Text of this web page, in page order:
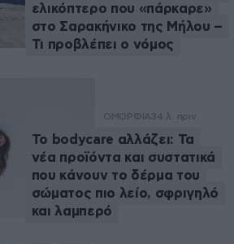
ελικόπτερο που «πάρκαρε»
στο Σαρακήνικο της Μήλου –
Τι προβλέπει ο νόμος
ΟΜΟΡΦΙΑ34 λ. πριν
Το bodycare αλλάζει: Τα
νέα προϊόντα και συστατικά
που κάνουν το δέρμα του
σώματος πιο λείο, σφριγηλό
και λαμπερό